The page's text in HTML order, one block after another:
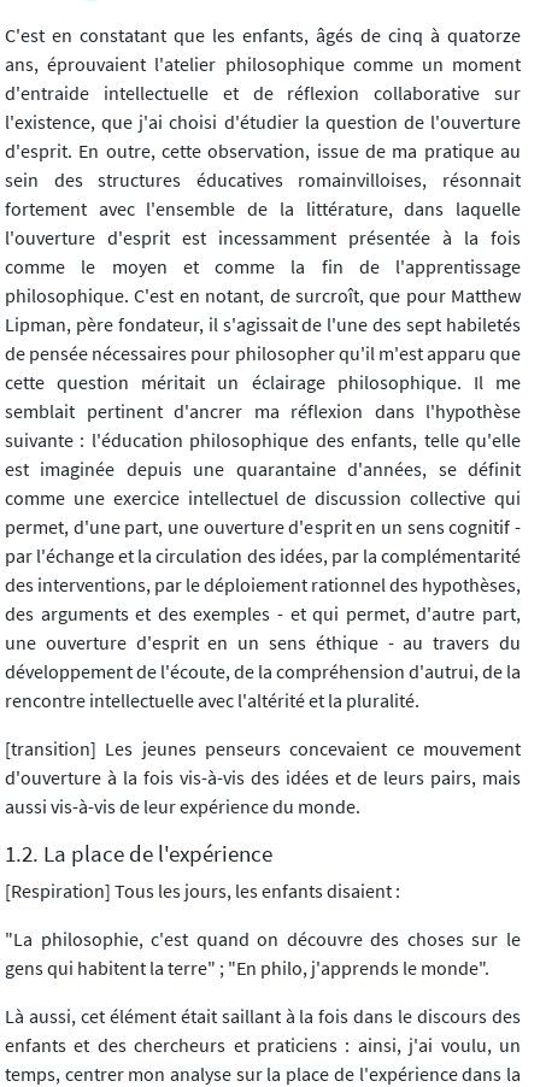
C'est en constatant que les enfants, âgés de cinq à quatorze
ans, éprouvaient l'atelier philosophique comme un moment
d'entraide intellectuelle et de réflexion collaborative sur
l'existence, que j'ai choisi d'étudier la question de l'ouverture
d'esprit. En outre, cette observation, issue de ma pratique au
sein des structures éducatives romainvilloises, résonnait
fortement avec l'ensemble de la littérature, dans laquelle
l'ouverture d'esprit est incessamment présentée à la fois
comme le moyen et comme la fin de l'apprentissage
philosophique. C'est en notant, de surcroît, que pour Matthew
Lipman, père fondateur, il s'agissait de l'une des sept habiletés
de pensée nécessaires pour philosopher qu'il m'est apparu que
cette question méritait un éclairage philosophique. Il me
semblait pertinent d'ancrer ma réflexion dans l'hypothèse
suivante : l'éducation philosophique des enfants, telle qu'elle
est imaginée depuis une quarantaine d'années, se définit
comme une exercice intellectuel de discussion collective qui
permet, d'une part, une ouverture d'esprit en un sens cognitif -
par l'échange et la circulation des idées, par la complémentarité
des interventions, par le déploiement rationnel des hypothèses,
des arguments et des exemples - et qui permet, d'autre part,
une ouverture d'esprit en un sens éthique - au travers du
développement de l'écoute, de la compréhension d'autrui, de la
rencontre intellectuelle avec l'altérité et la pluralité.
[transition] Les jeunes penseurs concevaient ce mouvement
d'ouverture à la fois vis-à-vis des idées et de leurs pairs, mais
aussi vis-à-vis de leur expérience du monde.
1.2. La place de l'expérience
[Respiration] Tous les jours, les enfants disaient :
"La philosophie, c'est quand on découvre des choses sur le
gens qui habitent la terre" ; "En philo, j'apprends le monde".
Là aussi, cet élément était saillant à la fois dans le discours des
enfants et des chercheurs et praticiens : ainsi, j'ai voulu, un
temps, centrer mon analyse sur la place de l'expérience dans la